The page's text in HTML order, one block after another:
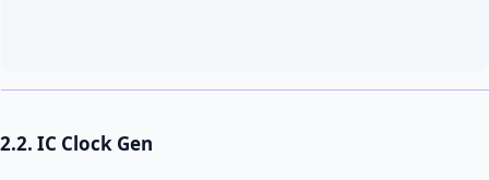
2.2. IC Clock Gen